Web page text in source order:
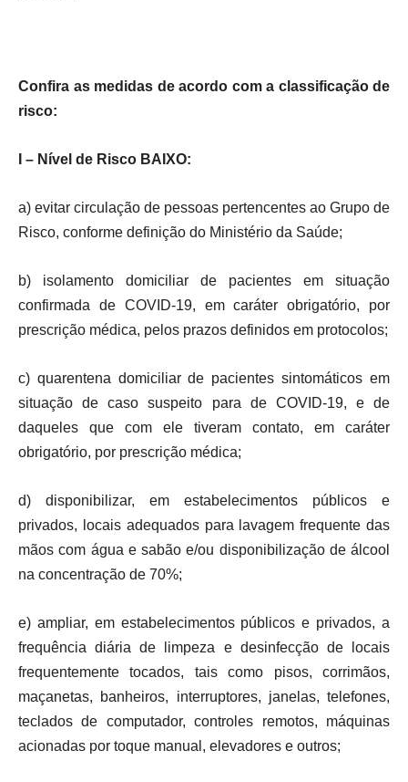
Confira as medidas de acordo com a classificação de
risco:
I – Nível de Risco BAIXO:
a) evitar circulação de pessoas pertencentes ao Grupo de
Risco, conforme definição do Ministério da Saúde;
b) isolamento domiciliar de pacientes em situação
confirmada de COVID-19, em caráter obrigatório, por
prescrição médica, pelos prazos definidos em protocolos;
c) quarentena domiciliar de pacientes sintomáticos em
situação de caso suspeito para de COVID-19, e de
daqueles que com ele tiveram contato, em caráter
obrigatório, por prescrição médica;
d) disponibilizar, em estabelecimentos públicos e
privados, locais adequados para lavagem frequente das
mãos com água e sabão e/ou disponibilização de álcool
na concentração de 70%;
e) ampliar, em estabelecimentos públicos e privados, a
frequência diária de limpeza e desinfecção de locais
frequentemente tocados, tais como pisos, corrimãos,
maçanetas, banheiros, interruptores, janelas, telefones,
teclados de computador, controles remotos, máquinas
acionadas por toque manual, elevadores e outros;